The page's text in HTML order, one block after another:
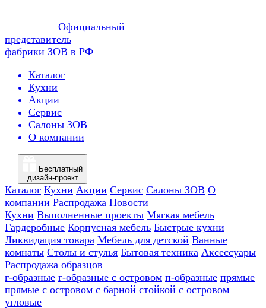
Официальный
представитель
фабрики ЗОВ в РФ
Каталог
Кухни
Акции
Сервис
Салоны ЗОВ
О компании
Бесплатный
дизайн-проект
Каталог Кухни Акции Сервис Салоны ЗОВ О
компании Распродажа Новости
Кухни Выполненные проекты Мягкая мебель
Гардеробные Корпусная мебель Быстрые кухни
Ликвидация товара Мебель для детской Ванные
комнаты Столы и стулья Бытовая техника Аксессуары
Распродажа образцов
г-образные г-образные с островом п-образные прямые
прямые с островом с барной стойкой с островом
угловые